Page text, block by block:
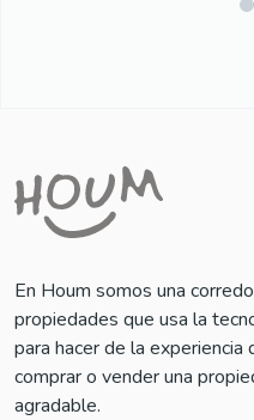
En Houm somos una
propiedades que usa la
para hacer de la experiencia
comprar o vender una
agradable.